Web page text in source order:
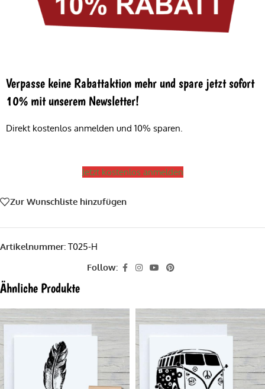
Verpasse keine Rabattaktion mehr und spare jetzt sofort
10% mit unserem Newsletter!
Direkt kostenlos anmelden und 10% sparen.
Jetzt kostenlos anmelden
Zur Wunschliste hinzufügen
Artikelnummer: T025-H
Follow:
Ähnliche Produkte